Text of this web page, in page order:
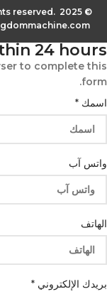
reserved.
24 hours.
to complete this
form.
اسمك *
واتس آب
الهاتف
بريدك الإلكتروني *